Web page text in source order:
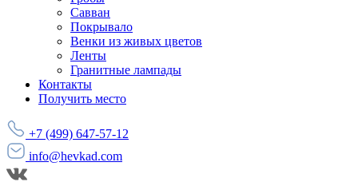
Савван
Покрывало
Венки из живых цветов
Ленты
Гранитные лампады
Контакты
Получить место
+7 (499) 647-57-12
info@hevkad.com